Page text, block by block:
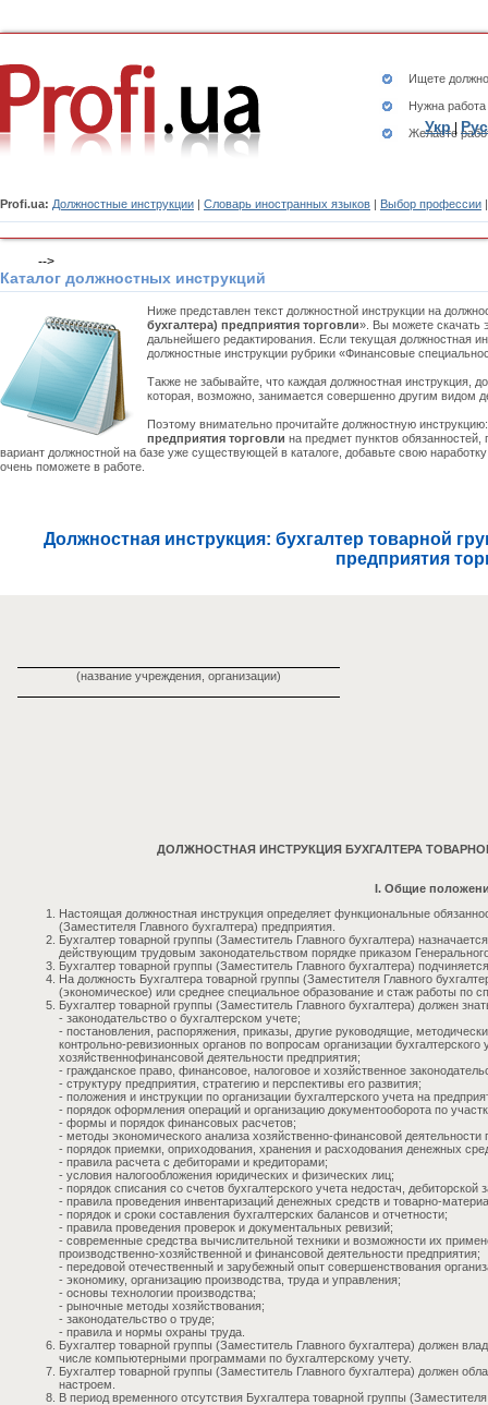
Ищете
Нужна
Желаете
Profi.ua: Должностные инструкции | Словарь иностранных языков | Выбор профессии
Укр| Рус
-->
Каталог должностных инструкций
Ниже представлен текст должностной инструкции на
бухгалтера) предприятия торговли». Вы можете скачать
дальнейшего редактирования. Если текущая должностная
должностные инструкции рубрики «Финансовые
Также не забывайте, что каждая должностная инструкция,
которая, возможно, занимается совершенно другим видом
Поэтому внимательно прочитайте должностную
предприятия торговли на предмет пунктов
вариант должностной на базе уже существующей в каталоге, добавьте свою
очень поможете в работе.
Должностная инструкция: бухгалтер товарной
предприятия
(название учреждения, организации)
ДОЛЖНОСТНАЯ ИНСТРУКЦИЯ БУХГАЛТЕРА
I. Общие
Настоящая должностная инструкция определяет функциональные
(Заместителя Главного бухгалтера) предприятия.
Бухгалтер товарной группы (Заместитель Главного бухгалтера)
действующим трудовым законодательством порядке приказом
Бухгалтер товарной группы (Заместитель Главного бухгалтера)
На должность Бухгалтера товарной группы (Заместителя Главного
(экономическое) или среднее специальное образование и стаж работы по
Бухгалтер товарной группы (Заместитель Главного бухгалтера) должен
- законодательство о бухгалтерском учете;
- постановления, распоряжения, приказы, другие руководящие,
контрольно-ревизионных органов по вопросам организации
хозяйственнофинансовой деятельности предприятия;
- гражданское право, финансовое, налоговое и хозяйственное
- структуру предприятия, стратегию и перспективы его развития;
- положения и инструкции по организации бухгалтерского учета на
- порядок оформления операций и организацию документооборота по
- формы и порядок финансовых расчетов;
- методы экономического анализа хозяйственно-финансовой
- порядок приемки, оприходования, хранения и расходования денежных
- правила расчета с дебиторами и кредиторами;
- условия налогообложения юридических и физических лиц;
- порядок списания со счетов бухгалтерского учета недостач, дебиторской
- правила проведения инвентаризаций денежных средств и товарно-
- порядок и сроки составления бухгалтерских балансов и отчетности;
- правила проведения проверок и документальных ревизий;
- современные средства вычислительной техники и возможности их
производственно-хозяйственной и финансовой деятельности предприятия;
- передовой отечественный и зарубежный опыт совершенствования
- экономику, организацию производства, труда и управления;
- основы технологии производства;
- рыночные методы хозяйствования;
- законодательство о труде;
- правила и нормы охраны труда.
Бухгалтер товарной группы (Заместитель Главного бухгалтера) должен
числе компьютерными программами по бухгалтерскому учету.
Бухгалтер товарной группы (Заместитель Главного бухгалтера) должен
настроем.
В период временного отсутствия Бухгалтера товарной группы